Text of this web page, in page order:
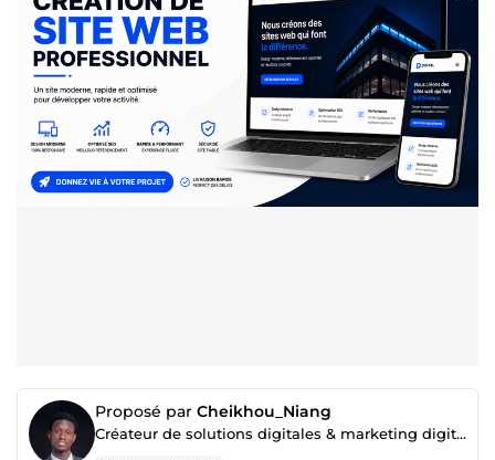
Proposé par Cheikhou_Niang
Créateur de solutions digitales & marketing digital